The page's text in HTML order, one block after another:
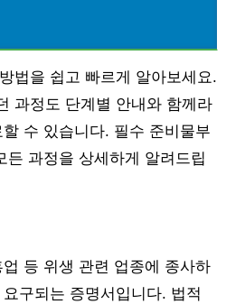
법을 쉽고 빠르게 알아보세요.
과정도 단계별 안내와 함께라
수 있습니다. 필수 준비물부
든 과정을 상세하게 알려드립
등 위생 관련 업종에 종사하
구되는 증명서입니다. 법적